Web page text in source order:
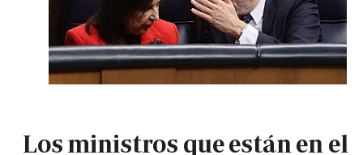
Los ministros que están en el